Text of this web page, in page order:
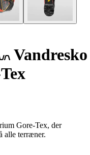
Vandresko
Gore-Tex, der
alle terræner.